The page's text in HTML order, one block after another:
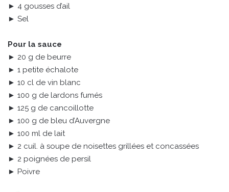
► 4 gousses d’ail
► Sel
Pour la sauce
► 20 g de beurre
► 1 petite échalote
► 10 cl de vin blanc
► 100 g de lardons fumés
► 125 g de cancoillotte
► 100 g de bleu d’Auvergne
► 100 ml de lait
► 2 cuil. à soupe de noisettes grillées et concassées
► 2 poignées de persil
► Poivre